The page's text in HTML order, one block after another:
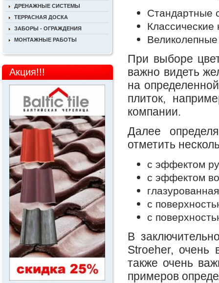
Стандартные
При выборе
важно видеть
на
плиток,
компании.
Далее
отметить
с эффектом
с эффектом
с
с
В
Stroeher, очень
также очень
примеров
ДРЕНАЖНЫЕ СИСТЕМЫ
ТЕРРАСНАЯ ДОСКА
ЗАБОРЫ - ОГРАЖДЕНИЯ
МОНТАЖНЫЕ РАБОТЫ
Акция!!!